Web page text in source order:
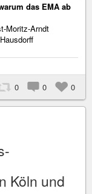
das EMA ab
Moritz-Arndt
0 0 0
Köln und